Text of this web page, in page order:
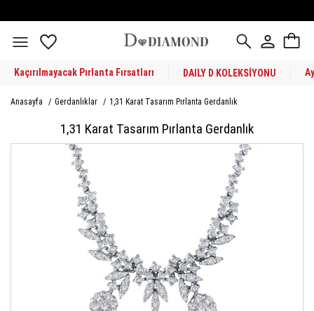
Kaçırılmayacak Pırlanta Fırsatları DAILY D KOLEKSİYONU
Anasayfa / Gerdanlıklar / 1,31 Karat Tasarım Pırlanta Gerdanlık
1,31 Karat Tasarım Pırlanta Gerdanlık